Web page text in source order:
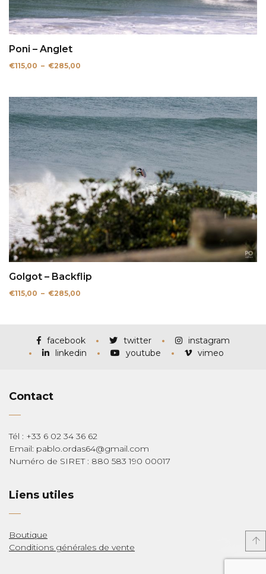
Poni – Anglet
€115,00 – €285,00
à
€285,00
Golgot – Backflip
€115,00 – €285,00
€285,00
facebook twitter
instagram
linkedin
youtube vimeo
Contact
Tél : +33 6 02 34 36 62
Email: pablo.ordas64@gmail.com
Numéro de SIRET : 880 583 190 00017
Liens utiles
Boutique
Conditions générales de vente